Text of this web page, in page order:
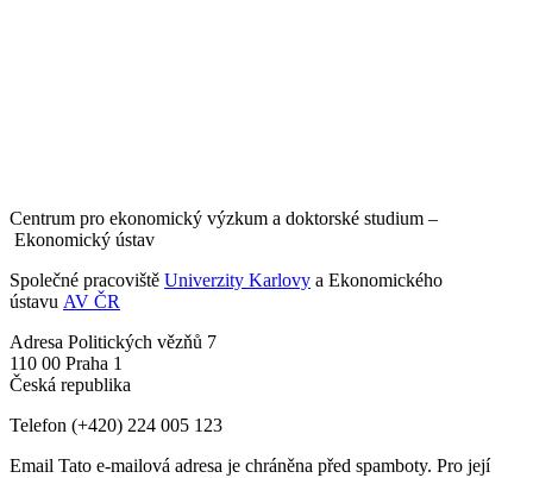
Centrum pro ekonomický výzkum a doktorské studium –
Ekonomický ústav
Společné pracoviště Univerzity Karlovy a Ekonomického
ústavu AV ČR
Adresa Politických vězňů 7
110 00 Praha 1
Česká republika
Telefon (+420) 224 005 123
Email Tato e-mailová adresa je chráněna před spamboty. Pro její